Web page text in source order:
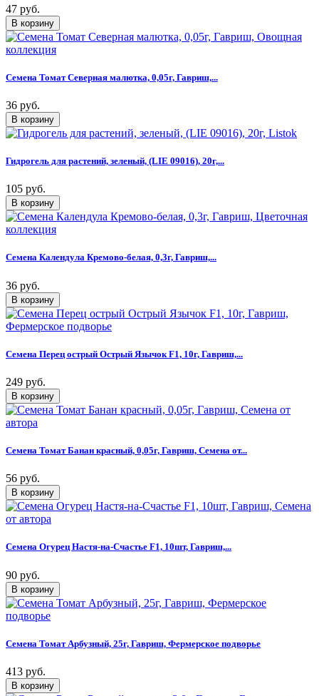
47 руб.
Семена Томат Северная малютка, 0,05г, Гавриш,...
36 руб.
Гидрогель для растений, зеленый, (LIE 09016), 20г,...
105 руб.
Семена Календула Кремово-белая, 0,3г, Гавриш,...
36 руб.
Семена Перец острый Острый Язычок F1, 10г, Гавриш,...
249 руб.
Семена Томат Банан красный, 0,05г, Гавриш, Семена от...
56 руб.
Семена Огурец Настя-на-Счастье F1, 10шт, Гавриш,...
90 руб.
Семена Томат Арбузный, 25г, Гавриш, Фермерское подворье
413 руб.